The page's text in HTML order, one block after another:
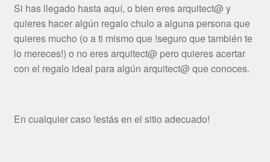
Si has llegado hasta aquí, o bien eres arquitect@ y
quieres hacer algún regalo chulo a alguna persona que
quieres mucho (o a ti mismo que !seguro que también te
lo mereces!) o no eres arquitect@ pero quieres acertar
con el regalo ideal para algún arquitect@ que conoces.
En cualquier caso !estás en el sitio adecuado!